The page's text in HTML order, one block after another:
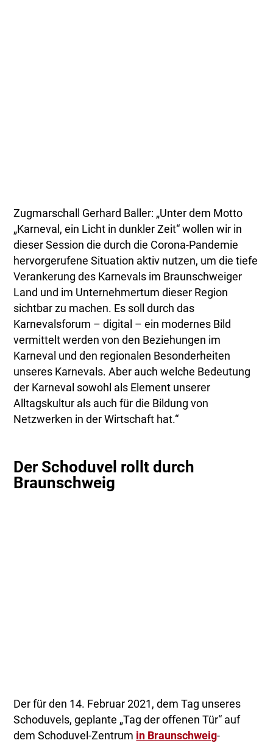
Zugmarschall Gerhard Baller: „Unter dem Motto
„Karneval, ein Licht in dunkler Zeit“ wollen wir in
dieser Session die durch die Corona-Pandemie
hervorgerufene Situation aktiv nutzen, um die tiefe
Verankerung des Karnevals im Braunschweiger
Land und im Unternehmertum dieser Region
sichtbar zu machen. Es soll durch das
Karnevalsforum – digital – ein modernes Bild
vermittelt werden von den Beziehungen im
Karneval und den regionalen Besonderheiten
unseres Karnevals. Aber auch welche Bedeutung
der Karneval sowohl als Element unserer
Alltagskultur als auch für die Bildung von
Netzwerken in der Wirtschaft hat.“
Der Schoduvel rollt durch
Braunschweig
Der für den 14. Februar 2021, dem Tag unseres
Schoduvels, geplante „Tag der offenen Tür“ auf
dem Schoduvel-Zentrum in Braunschweig-